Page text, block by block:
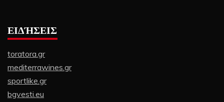
ΕΙΔΉΣΕΙΣ
toratora.gr
mediterrawines.gr
sportlike.gr
bgvesti.eu